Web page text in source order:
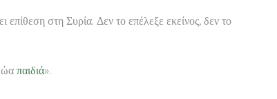
στη Συρία. Δεν το επέλεξε εκείνος, δεν το
παιδιά».